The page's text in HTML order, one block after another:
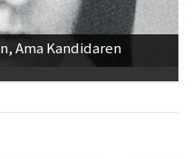
Ama Kandidaren